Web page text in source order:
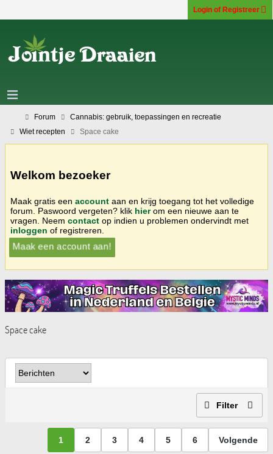
Login of Registreer
Forum
Cannabis: gebruik, toepassingen en recreatie
Wiet recepten
Space cake
Welkom bezoeker
Maak gratis een account aan en krijg toegang tot het volledige
forum. Paswoord vergeten? klik hierom een nieuwe aan te
vragen. Neem contact op indien u problemen ondervindt met
inloggen of registreren.
Maak een account aan!
Space cake
Filter
1 2 3 4 5 6 Volgende